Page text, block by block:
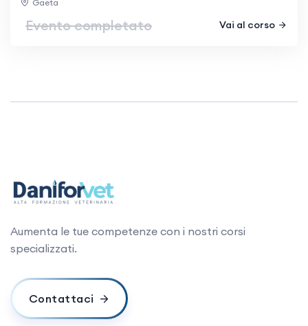
Gaeta
Evento completato Vai al corso
Aumenta le tue competenze con i nostri corsi
specializzati.
Contattaci